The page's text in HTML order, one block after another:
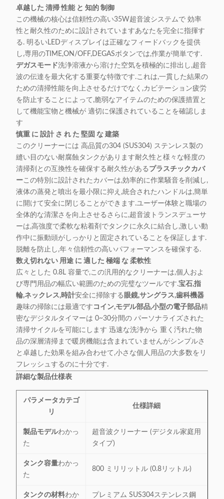
卓越した 清掃 性能 と 知的 制御
この機械の核心は信頼性の高い35W超音波システムで 効率
性と耐久性のために設計されていますあなたを完全に指揮す
る. 明るいLEDディスプレイは正確なフィードバックを提供
し,専用のTIME,ON/OFF,DEGASボタンでは,作業が簡単です.
デガスモード洗浄溶液から溶けた空気を積極的に排出し,超音
波の伝達を最大化する重要な特徴です.これは,一貫した結果の
ための清掃性能を向上させるだけでなく,カビテーション疲労
を防止することによって,脆弱なアイテムのための保護措置と
して機能宝物と機械が 適切に保護されていることを確認しま
す
慎重 に 設計 さ れ た 堅固 な 建築
このクリーナーには 高品質の304 (SUS304) ステンレス製の
縫い目のない耐腐蝕タンクがあります耐久性と様々な軽度の
清掃剤との互換性を確保する耐久性がある プラスチックカバ
ーこの特別に設計されたカバーは,効率的に作業騒音を削減し,
液体の蒸発と噴出を最小限に抑え,統合されたハンドルは,簡単
に開けて安全に閉じることができます.ユーザー体験と職場の
全体的な清潔さを向上させるさらに,超音波トランスデューサ
ーは,高強度で柔軟な粘着剤でタンクに永久に結合し,激しい動
作中に振動頭がしっかりと固定されていることを保証します.
脱離を防止し,年々信頼性の高いパフォーマンスを確保する.
数え切れない 用途 に 適した 極端 な 柔軟性
広々とした 0.8L 容量で,この汎用的なクリーナーは,個人およ
び専門用品の幅広い範囲のための完璧なツールです.宝石,指
輪,ネックレス,時計安全に掃除する 眼鏡,サングラス,歯科機器
趣味の掃除には最適です コイン,モデル部品,小型の電子部品精
密なデジタルタイマーは 0~30分間の パーソナライズされた
清掃サイクルを可能にします 迅速な洗浄から 重く汚れた物
品の深層清掃まで暖房機能は含まれていませんがシンプルさ
と卓越した効果を組み合わせて,小さな個人用品の大多数をリ
フレッシュするのに十分です.
詳細な製品仕様表
パラメータカテゴ
リ
仕様詳細
製品モデルわかっ
た
超音波クリーナー (デジタル家庭用
タイプ)
タンク容量わかっ
た
800 ミリリットル (0.8リットル)
タンクの材料わか
プレミアム SUS304ステンレス鋼